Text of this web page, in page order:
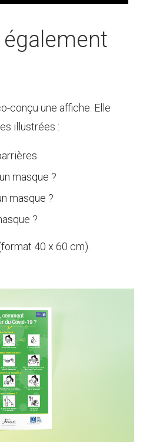
conçu une affiche. Elle
illustrées :
masque ?
masque ?
?
40 x 60 cm).